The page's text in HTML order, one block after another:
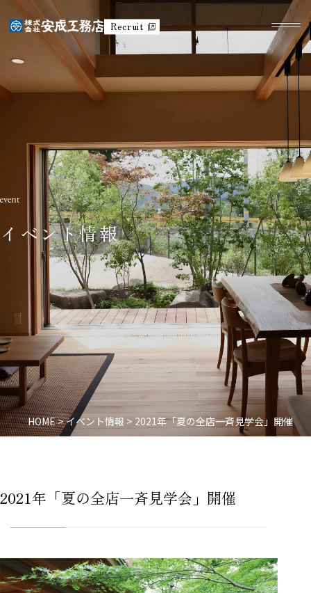
Recruit
イベント情報
HOME>イベント情報 > 2021年「夏の全店一斉見学会」開催
2021年「夏の全店一斉見学会」開催